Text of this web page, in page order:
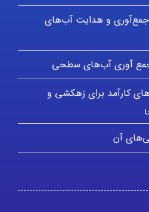
جمع‌آوری و هدایت آب‌های
جمع آوری آب‌های سطحی
کارآمد برای زهکشی و
آن